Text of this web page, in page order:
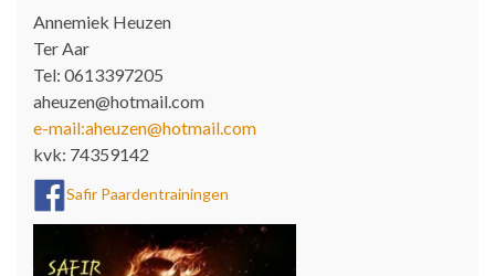
Annemiek Heuzen
Ter Aar
Tel: 0613397205
aheuzen@hotmail.com
e-mail:aheuzen@hotmail.com
kvk: 74359142
Safir Paardentrainingen